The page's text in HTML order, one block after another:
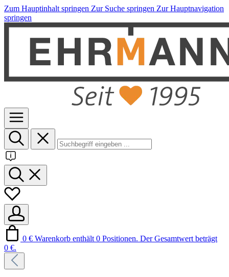
Zum Hauptinhalt springen Zur Suche springen Zur Hauptnavigation
springen
0 € Warenkorb enthält 0 Positionen. Der Gesamtwert beträgt
0 €.